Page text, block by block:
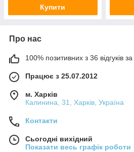
Купити
Про нас
100% позитивних з 36 відгуків за
Працює з 25.07.2012
м. Харків
Калинина, 31, Харків, Україна
Контакти
Сьогодні вихідний
Показати весь графік роботи